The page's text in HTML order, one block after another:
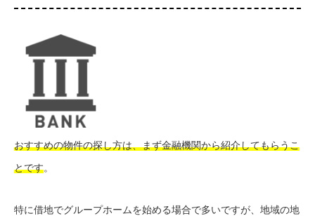
おすすめの物件の探し方は、まず金融機関から紹介してもらうこ
とです。
特に借地でグループホームを始める場合で多いですが、地域の地